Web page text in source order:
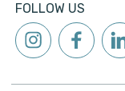
FOLLOW US